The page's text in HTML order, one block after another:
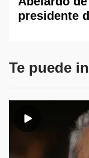
presidente
Te puede